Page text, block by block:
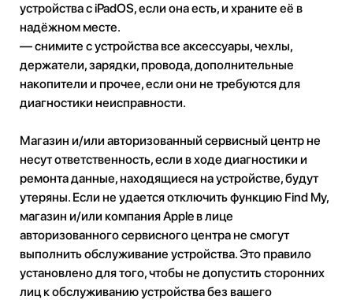
устройства с iPadOS, если она есть, и храните её в
надёжном месте.
— снимите с устройства все аксессуары, чехлы,
держатели, зарядки, провода, дополнительные
накопители и прочее, если они не требуются для
диагностики неисправности.
Магазин и/или авторизованный сервисный центр не
несут ответственность, если в ходе диагностики и
ремонта данные, находящиеся на устройстве, будут
утеряны. Если не удается отключить функцию Find My,
магазин и/или компания Apple в лице
авторизованного сервисного центра не смогут
выполнить обслуживание устройства. Это правило
установлено для того, чтобы не допустить сторонних
лиц к обслуживанию устройства без вашего